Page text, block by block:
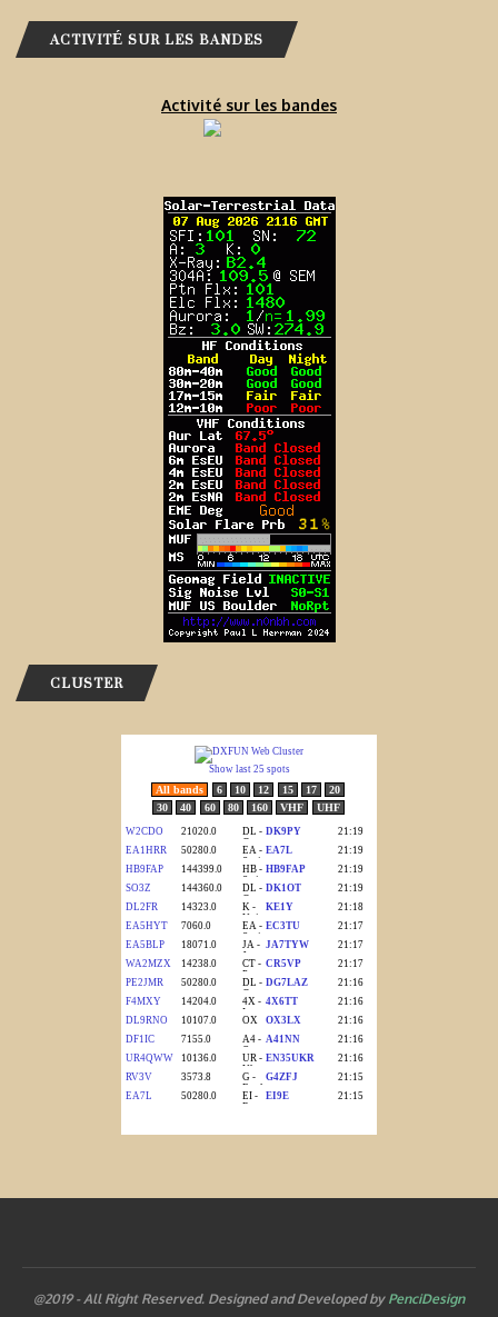
ACTIVITÉ SUR LES BANDES
Activité sur les bandes
CLUSTER
@2019 - All Right Reserved. Designed and Developed by PenciDesign